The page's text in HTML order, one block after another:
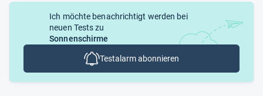
Ich möchte benachrichtigt werden bei
neuen Tests zu
Sonnenschirme
Testalarm abonnieren